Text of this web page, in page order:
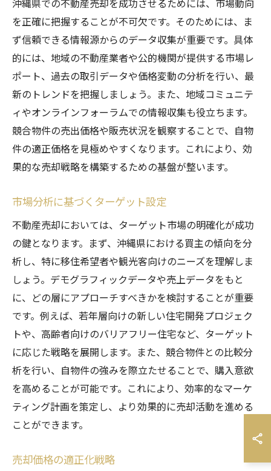
沖縄県での不動産売却を成功させるためには、市場動向
を正確に把握することが不可欠です。そのためには、ま
ず信頼できる情報源からのデータ収集が重要です。具体
的には、地域の不動産業者や公的機関が提供する市場レ
ポート、過去の取引データや価格変動の分析を行い、最
新のトレンドを把握しましょう。また、地域コミュニテ
ィやオンラインフォーラムでの情報収集も役立ちます。
競合物件の売出価格や販売状況を観察することで、自物
件の適正価格を見極めやすくなります。これにより、効
果的な売却戦略を構築するための基盤が整います。
市場分析に基づくターゲット設定
不動産売却においては、ターゲット市場の明確化が成功
の鍵となります。まず、沖縄県における買主の傾向を分
析し、特に移住希望者や観光客向けのニーズを理解しま
しょう。デモグラフィックデータや売上データをもと
に、どの層にアプローチすべきかを検討することが重要
です。例えば、若年層向けの新しい住宅開発プロジェク
トや、高齢者向けのバリアフリー住宅など、ターゲット
に応じた戦略を展開します。また、競合物件との比較分
析を行い、自物件の強みを際立たせることで、購入意欲
を高めることが可能です。これにより、効率的なマーケ
ティング計画を策定し、より効果的に売却活動を進める
ことができます。
売却価格の適正化戦略